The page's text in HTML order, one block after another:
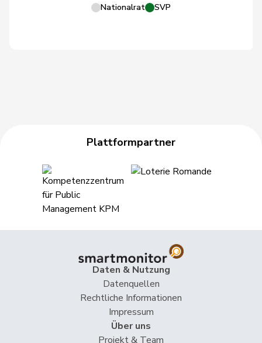
Nationalrat SVP
Plattformpartner
Daten & Nutzung
Datenquellen
Rechtliche Informationen
Impressum
Über uns
Projekt & Team